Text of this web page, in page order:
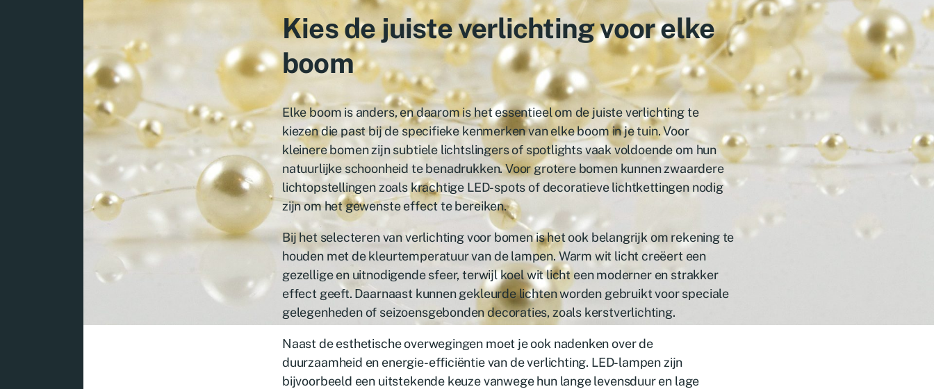
Kies de juiste verlichting voor elke
boom
Elke boom is anders, en daarom is het essentieel om de juiste verlichting te
kiezen die past bij de specifieke kenmerken van elke boom in je tuin. Voor
kleinere bomen zijn subtiele lichtslingers of spotlights vaak voldoende om hun
natuurlijke schoonheid te benadrukken. Voor grotere bomen kunnen zwaardere
lichtopstellingen zoals krachtige LED-spots of decoratieve lichtkettingen nodig
zijn om het gewenste effect te bereiken.
Bij het selecteren van verlichting voor bomen is het ook belangrijk om rekening te
houden met de kleurtemperatuur van de lampen. Warm wit licht creëert een
gezellige en uitnodigende sfeer, terwijl koel wit licht een moderner en strakker
effect geeft. Daarnaast kunnen gekleurde lichten worden gebruikt voor speciale
gelegenheden of seizoensgebonden decoraties, zoals kerstverlichting.
Naast de esthetische overwegingen moet je ook nadenken over de
duurzaamheid en energie-efficiëntie van de verlichting. LED-lampen zijn
bijvoorbeeld een uitstekende keuze vanwege hun lange levensduur en lage